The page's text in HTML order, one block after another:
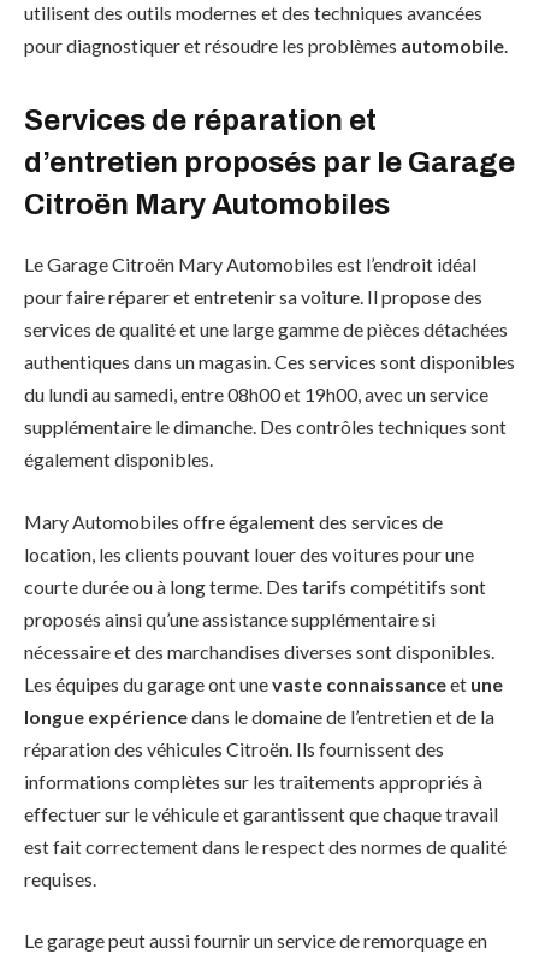
utilisent des outils modernes et des techniques avancées
pour diagnostiquer et résoudre les problèmes automobile.
Services de réparation et
d’entretien proposés par le Garage
Citroën Mary Automobiles
Le Garage Citroën Mary Automobiles est l’endroit idéal
pour faire réparer et entretenir sa voiture. Il propose des
services de qualité et une large gamme de pièces détachées
authentiques dans un magasin. Ces services sont disponibles
du lundi au samedi, entre 08h00 et 19h00, avec un service
supplémentaire le dimanche. Des contrôles techniques sont
également disponibles.
Mary Automobiles offre également des services de
location, les clients pouvant louer des voitures pour une
courte durée ou à long terme. Des tarifs compétitifs sont
proposés ainsi qu’une assistance supplémentaire si
nécessaire et des marchandises diverses sont disponibles.
Les équipes du garage ont unevaste connaissanceet une
longue expériencedans le domaine de l’entretien et de la
réparation des véhicules Citroën. Ils fournissent des
informations complètes sur les traitements appropriés à
effectuer sur le véhicule et garantissent que chaque travail
est fait correctement dans le respect des normes de qualité
requises.
Le garage peut aussi fournir un service de remorquage en